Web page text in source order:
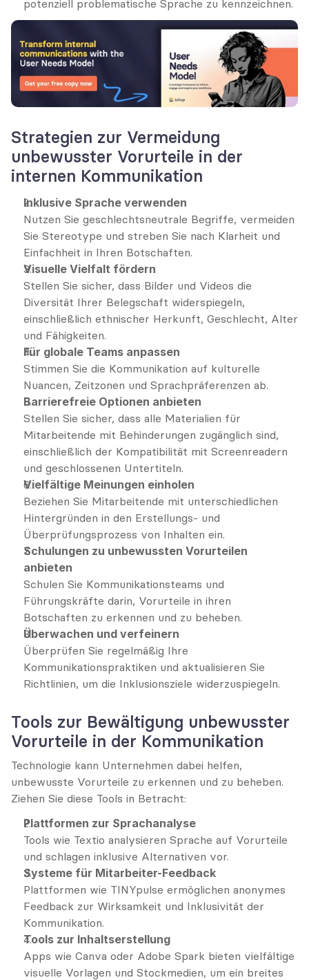
potenziell problematische Sprache zu kennzeichnen.
Strategien zur Vermeidung
unbewusster Vorurteile in der
internen Kommunikation
Inklusive Sprache verwenden
Nutzen Sie geschlechtsneutrale Begriffe, vermeiden
Sie Stereotype und streben Sie nach Klarheit und
Einfachheit in Ihren Botschaften.
Visuelle Vielfalt fördern
Stellen Sie sicher, dass Bilder und Videos die
Diversität Ihrer Belegschaft widerspiegeln,
einschließlich ethnischer Herkunft, Geschlecht, Alter
und Fähigkeiten.
Für globale Teams anpassen
Stimmen Sie die Kommunikation auf kulturelle
Nuancen, Zeitzonen und Sprachpräferenzen ab.
Barrierefreie Optionen anbieten
Stellen Sie sicher, dass alle Materialien für
Mitarbeitende mit Behinderungen zugänglich sind,
einschließlich der Kompatibilität mit Screenreadern
und geschlossenen Untertiteln.
Vielfältige Meinungen einholen
Beziehen Sie Mitarbeitende mit unterschiedlichen
Hintergründen in den Erstellungs- und
Überprüfungsprozess von Inhalten ein.
Schulungen zu unbewussten Vorurteilen
anbieten
Schulen Sie Kommunikationsteams und
Führungskräfte darin, Vorurteile in ihren
Botschaften zu erkennen und zu beheben.
Überwachen und verfeinern
Überprüfen Sie regelmäßig Ihre
Kommunikationspraktiken und aktualisieren Sie
Richtlinien, um die Inklusionsziele widerzuspiegeln.
Tools zur Bewältigung unbewusster
Vorurteile in der Kommunikation
Technologie kann Unternehmen dabei helfen,
unbewusste Vorurteile zu erkennen und zu beheben.
Ziehen Sie diese Tools in Betracht:
Plattformen zur Sprachanalyse
Tools wie Textio analysieren Sprache auf Vorurteile
und schlagen inklusive Alternativen vor.
Systeme für Mitarbeiter-Feedback
Plattformen wie TINYpulse ermöglichen anonymes
Feedback zur Wirksamkeit und Inklusivität der
Kommunikation.
Tools zur Inhaltserstellung
Apps wie Canva oder Adobe Spark bieten vielfältige
visuelle Vorlagen und Stockmedien, um ein breites